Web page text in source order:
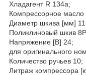
Хладагент R 134a;
Компрессорное масло
Диаметр шкива [мм]
Поликлиновый шкив
Напряжение [В] 24;
для оригинального
Количество ручьев 10;
Литраж компрессора